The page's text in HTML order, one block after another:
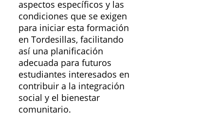
aspectos específicos y las
condiciones que se exigen
para iniciar esta formación
en Tordesillas, facilitando
así una planificación
adecuada para futuros
estudiantes interesados en
contribuir a la integración
social y el bienestar
comunitario.